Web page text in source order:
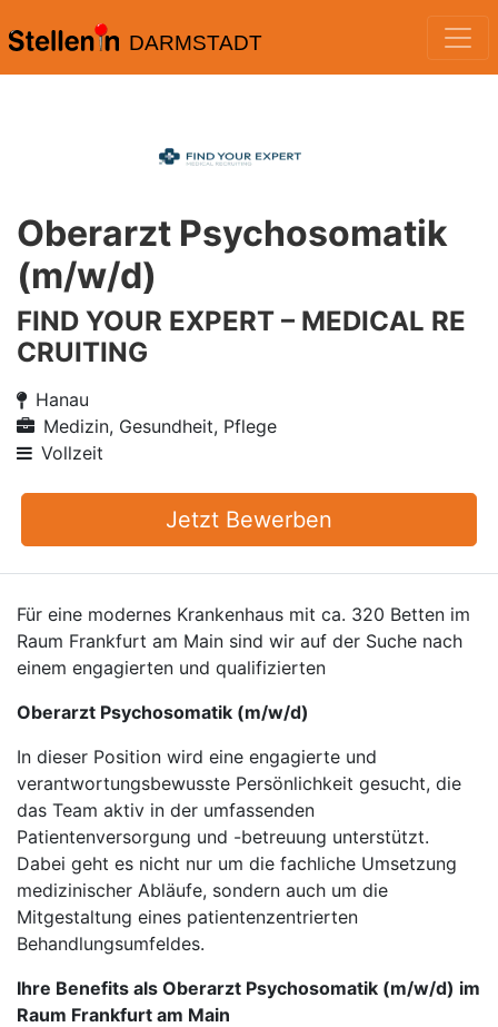
DARMSTADT
Oberarzt Psychosomatik
(m/w/d)
FIND YOUR EXPERT – MEDICAL RE
CRUITING
Hanau
Medizin, Gesundheit, Pflege
Vollzeit
Jetzt Bewerben
Für eine modernes Krankenhaus mit ca. 320 Betten im
Raum Frankfurt am Main sind wir auf der Suche nach
einem engagierten und qualifizierten
Oberarzt Psychosomatik (m/w/d)
In dieser Position wird eine engagierte und
verantwortungsbewusste Persönlichkeit gesucht, die
das Team aktiv in der umfassenden
Patientenversorgung und -betreuung unterstützt.
Dabei geht es nicht nur um die fachliche Umsetzung
medizinischer Abläufe, sondern auch um die
Mitgestaltung eines patientenzentrierten
Behandlungsumfeldes.
Ihre Benefits als Oberarzt Psychosomatik (m/w/d) im
Raum Frankfurt am Main